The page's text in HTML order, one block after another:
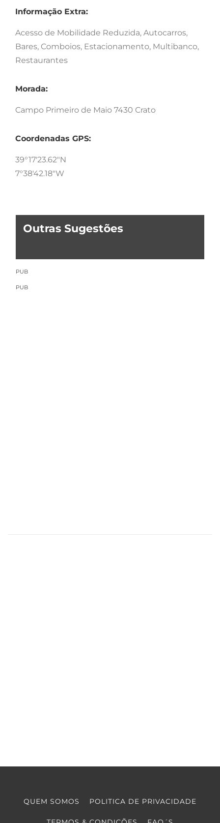
Informação Extra:
Acesso de Mobilidade Reduzida, Autocarros,
Bares, Comboios, Estacionamento, Multibanco,
Restaurantes
Morada:
Campo Primeiro de Maio 7430 Crato
Coordenadas GPS:
39°17'23.62"N
7°38'42.18"W
Outras Sugestões
PUB
PUB
QUEM SOMOS POLITICA DE PRIVACIDADE